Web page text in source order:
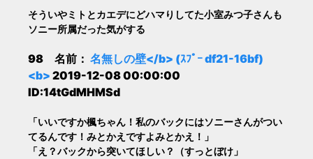
そういやミトとカエデにどハマりしてた小室みつ子さんも
ソニー所属だった気がする
98 名前： 名無しの壁</b> (ｽﾌﾟｰ df21-16bf)
<b> 2019-12-08 00:00:00
ID:14tGdMHMSd
「いいですか楓ちゃん！私のバックにはソニーさんがつい
てるんです！みとかえですよみとかえ！」
「え？バックから突いてほしい？（すっとぼけ」